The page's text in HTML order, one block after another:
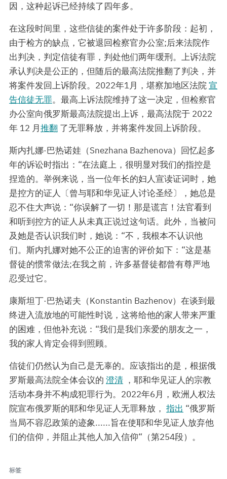
因，这种起诉已经持续了四年多。
在这段时间里，这些信徒的案件处于许多阶段：起初，
由于检方的缺点，它被退回检察官办公室;后来法院作
出判决，判定信徒有罪，判处他们两年缓刑。上诉法院
承认判决是公正的，但随后的最高法院推翻了判决，并
将案件发回上诉阶段。2022年1月，堪察加地区法院宣
告信徒无罪。最高上诉法院维持了这一决定，但检察官
办公室向俄罗斯最高法院提出上诉，最高法院于 2022
年 12 月推翻 了无罪释放，并将案件发回上诉阶段。
斯内扎娜·巴热诺娃（Snezhana Bazhenova）回忆起多
年的诉讼时指出：“在法庭上，很明显对我们的指控是
捏造的。举例来说，当一位年长的妇人宣读证词时，她
是控方的证人〔曾与耶和华见证人讨论圣经〕，她总是
忍不住大声说：“你误解了一切！那是谎言！法官看到
和听到控方的证人从未真正说过这句话。此外，当被问
及她是否认识我们时，她说：“不，我根本不认识他
们。斯内扎娜对她不公正的迫害的评价如下：“这是基
督徒的惯常做法;在我之前，许多基督徒都曾有尊严地
忍受过它。
康斯坦丁·巴热诺夫（Konstantin Bazhenov）在谈到最
终进入流放地的可能性时说，这将给他的家人带来严重
的困难，但他补充说：“我们是我们亲爱的朋友之一，
我的家人肯定会得到照顾。
信徒们仍然认为自己是无辜的。应该指出的是，根据俄
罗斯最高法院全体会议的 澄清 ，耶和华见证人的宗教
活动本身并不构成犯罪行为。2022年6月，欧洲人权法
院宣布俄罗斯的耶和华见证人无罪释放， 指出 “俄罗斯
当局不容忍政策的迹象......旨在使耶和华见证人放弃他
们的信仰，并阻止其他人加入信仰“（第254段）。
标签